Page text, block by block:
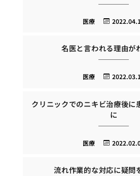
医療
名医と言われる理由が
医療
クリニックでのニキビ治療後に
に
医療
流れ作業的な対応に疑問